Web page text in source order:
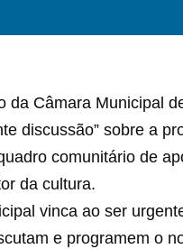
da Câmara Municipal
discussão” sobre a
comunitário de
da cultura.
vinca ao ser
e programem o